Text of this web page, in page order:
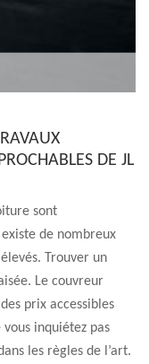
DE JL
sont
de nombreux
Trouver un
Le couvreur
prix accessibles
inquiétez pas
les règles de l’art.